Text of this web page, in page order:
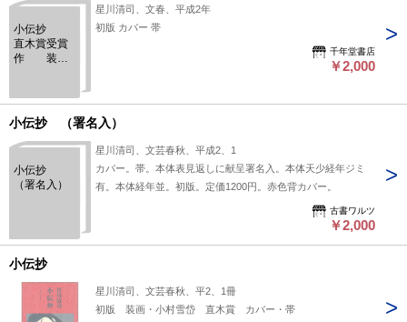
小伝抄
直木賞受賞
作 装
星川清司、文春、平成2年
初版 カバー 帯
千年堂書店
￥2,000
小伝抄 （署名入）
小伝抄
（署名入）
星川清司、文芸春秋、平成2、1
カバー。帯。本体表見返しに献呈署名入。本体天少経年ジミ
有。本体経年並。初版。定価1200円。赤色背カバー。
古書ワルツ
￥2,000
小伝抄
星川清司、文芸春秋、平2、1冊
初版 装画・小村雪岱 直木賞 カバー・帯